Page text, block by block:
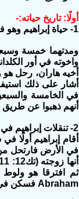
أولًا: تاريخ حياته:-
1- حياة إبراهيم وهو فيما بين النهرين:
أنهم ذهبوا عن طريق
2- تنقلات إبراهيم في كنعان ومصر:
Abraham فسكن في أرض كنعان ونقل خيامه وأتى وأقام عند بلوطات ممرا وبقي هناك سنوات عديدة (تك13: 12-13-18).